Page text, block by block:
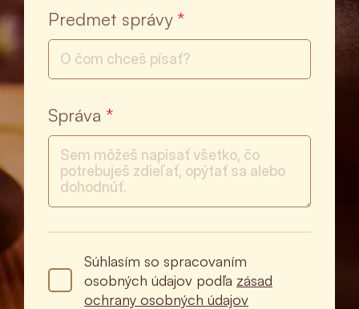
Predmet správy *
Správa *
Súhlasím so spracovaním
osobných údajov podľa zásad
ochrany osobných údajov